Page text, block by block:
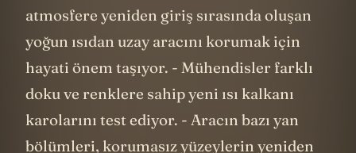
atmosfere yeniden giriş sırasında oluşan
yoğun ısıdan uzay aracını korumak için
hayati önem taşıyor. - Mühendisler farklı
doku ve renklere sahip yeni ısı kalkanı
karolarını test ediyor. - Aracın bazı yan
bölümleri, korumasız yüzeylerin yeniden